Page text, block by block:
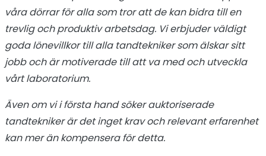
våra dörrar för alla som tror att de kan bidra till en
trevlig och produktiv arbetsdag. Vi erbjuder väldigt
goda lönevillkor till alla tandtekniker som älskar sitt
jobb och är motiverade till att va med och utveckla
vårt laboratorium.
Även om vi i första hand söker auktoriserade
tandtekniker är det inget krav och relevant erfarenhet
kan mer än kompensera för detta.